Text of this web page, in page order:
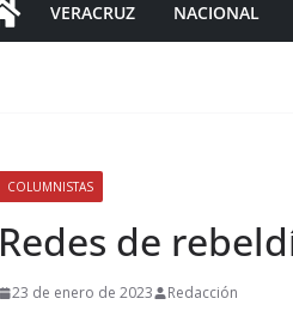
VERACRUZ NACIONAL
COLUMNISTAS
Redes de
23 de enero de 2023 Redacción